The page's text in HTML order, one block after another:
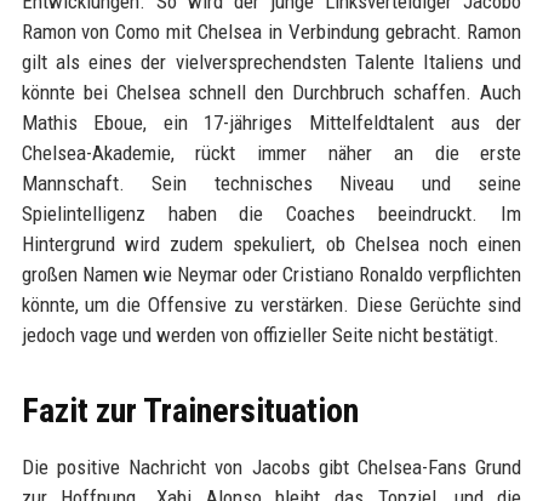
Ramon von Como mit Chelsea in Verbindung gebracht. Ramon
gilt als eines der vielversprechendsten Talente Italiens und
könnte bei Chelsea schnell den Durchbruch schaffen. Auch
Mathis Eboue, ein 17-jähriges Mittelfeldtalent aus der
Chelsea-Akademie, rückt immer näher an die erste
Mannschaft. Sein technisches Niveau und seine
Spielintelligenz haben die Coaches beeindruckt. Im
Hintergrund wird zudem spekuliert, ob Chelsea noch einen
großen Namen wie Neymar oder Cristiano Ronaldo verpflichten
könnte, um die Offensive zu verstärken. Diese Gerüchte sind
jedoch vage und werden von offizieller Seite nicht bestätigt.
Fazit zur Trainersituation
Die positive Nachricht von Jacobs gibt Chelsea-Fans Grund